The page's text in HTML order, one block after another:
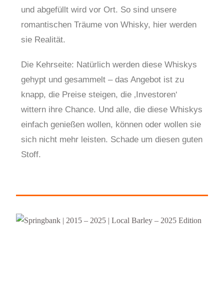
und abgefüllt wird vor Ort. So sind unsere
romantischen Träume von Whisky, hier werden
sie Realität.
Die Kehrseite: Natürlich werden diese Whiskys
gehypt und gesammelt – das Angebot ist zu
knapp, die Preise steigen, die ‚Investoren‘
wittern ihre Chance. Und alle, die diese Whiskys
einfach genießen wollen, können oder wollen sie
sich nicht mehr leisten. Schade um diesen guten
Stoff.